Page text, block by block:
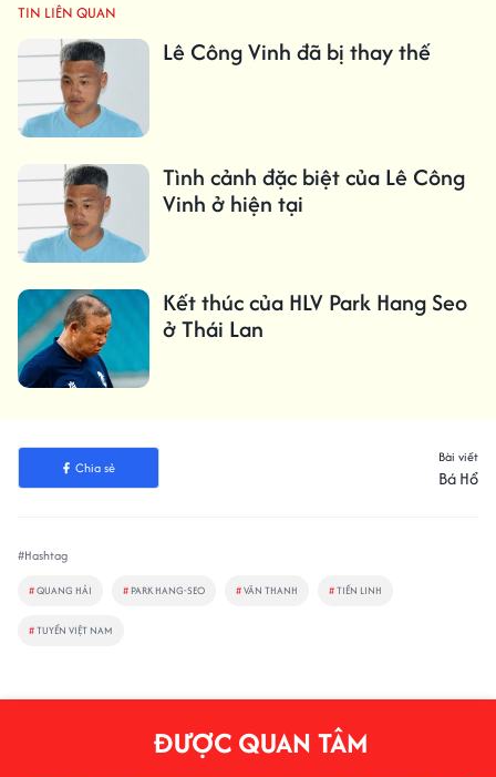
TIN LIÊN QUAN
Lê Công Vinh đã bị thay thế
Tình cảnh đặc biệt của Lê Công
Vinh ở hiện tại
Kết thúc của HLV Park Hang Seo
ở Thái Lan
Chia sẻ
Bài viết
Bá Hổ
#Hashtag
#QUANG HẢI # PARK HANG-SEO #VĂN THANH #TIẾN LINH
#TUYỂN VIỆT NAM
ĐƯỢC QUAN TÂM